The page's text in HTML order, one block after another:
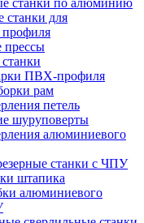
станки по алюминию
для
прессы
ПВХ-профиля
рам
петель
шуруповерты
алюминиевого
станки с ЧПУ
штапика
алюминиевого